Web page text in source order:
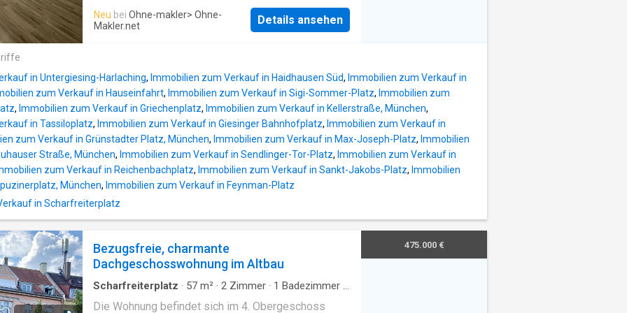
Ankleide integriert. Das dritte Zimmer bietet mit ca.
15qm ausreichend Raum für z.B. ein Büro oder
Ihre Waschmaschine. Abgerundet wird dieses
durchdachte Wohnkonzept durch einen abschlie
Obergeschoss eines gepflegten
Mehrfamilienhauses aus den Jahren 1960/1961 und
Singles, Paare oder Berufspendler. Die monatliche
Kaltmiete beträgt 1.750 €, was die Immobilie
besonders interessant für Investoren macht, die
Wert auf stabile Einnahmen und nachhaltige
Vermietbarkeit in einer etablierten Münchner Lage
legen. Die Immobilie befindet sich in der Tegernseer
Landstraße 178a im südöstlich gelegenen Münchner
Stadtteil Obergiesing-Fasangarten, einem der
nachgefragtesten und zugleich bodenständigen
Wohnvierder Landeshauptstadt. Giesing zeichnet
gute Nahversorgung sowie eine hervorragende
Anbindung an den öffentlichen Nahverk
Neu bei Ohne-makler> Ohne-
Makler.net
Details ansehen
in Untergiesing-Harlaching, Immobilien zum Verkauf in Haidhausen Süd, Immobilien zum Verkauf in
zum Verkauf in Hauseinfahrt, Immobilien zum Verkauf in Sigi-Sommer-Platz, Immobilien zum
, Immobilien zum Verkauf in Griechenplatz, Immobilien zum Verkauf in Kellerstraße, München,
in Tassiloplatz, Immobilien zum Verkauf in Giesinger Bahnhofplatz, Immobilien zum Verkauf in
zum Verkauf in Grünstadter Platz, München, Immobilien zum Verkauf in Max-Joseph-Platz, Immobilien
Straße, München, Immobilien zum Verkauf in Sendlinger-Tor-Platz, Immobilien zum Verkauf in
zum Verkauf in Reichenbachplatz, Immobilien zum Verkauf in Sankt-Jakobs-Platz, Immobilien
München, Immobilien zum Verkauf in Feynman-Platz
in Scharfreiterplatz
Bezugsfreie, charmante
Dachgeschosswohnung im Altbau
Scharfreiterplatz · 57 m² · 2 Zimmer · 1 Badezimmer ·
Ausgestattete Küche
Die Wohnung befindet sich im 4. Obergeschoss
475.000 €